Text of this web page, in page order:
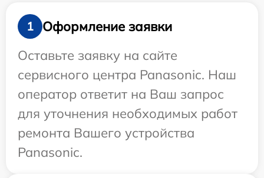
1
Оформление заявки
Оставьте заявку на сайте
сервисного центра Panasonic. Наш
оператор ответит на Ваш запрос
для уточнения необходимых работ
ремонта Вашего устройства
Panasonic.